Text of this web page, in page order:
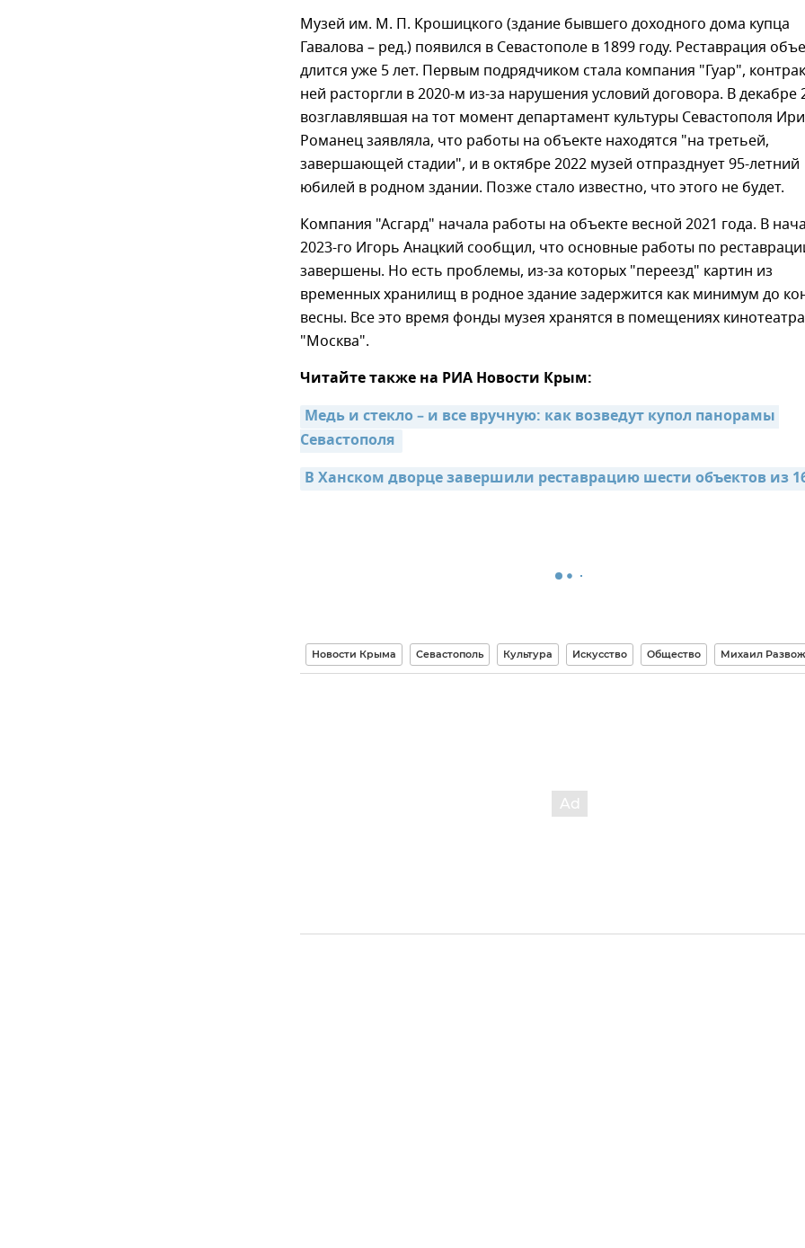
Музей им. М. П. Крошицкого (здание бывшего доходного дома купца
Гавалова – ред.) появился в Севастополе в 1899 году. Реставрация
длится уже 5 лет. Первым подрядчиком стала компания "Гуар",
ней расторгли в 2020-м из-за нарушения условий договора. В декабре
возглавлявшая на тот момент департамент культуры Севастополя
Романец заявляла, что работы на объекте находятся "на третьей,
завершающей стадии", и в октябре 2022 музей отпразднует 95-летний
юбилей в родном здании. Позже стало известно, что этого не будет.
Компания "Асгард" начала работы на объекте весной 2021 года. В
2023-го Игорь Анацкий сообщил, что основные работы по
завершены. Но есть проблемы, из-за которых "переезд" картин из
временных хранилищ в родное здание задержится как минимум до
весны. Все это время фонды музея хранятся в помещениях кинотеатра
"Москва".
Читайте также на РИА Новости Крым:
Медь и стекло – и все вручную: как возведут купол панорамы
Севастополя
В Ханском дворце завершили реставрацию шести объектов из
Новости Крыма Севастополь Культура Искусство Общество Михаил